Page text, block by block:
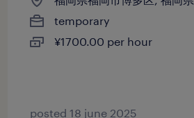
temporary
¥1700.00 per hour
posted 18 june 2025